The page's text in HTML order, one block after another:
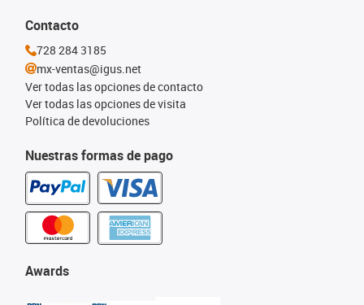
Nuestras formas de pago
Awards
Contacto
728 284 3185
mx-ventas@igus.net
Ver todas las opciones de contacto
Ver todas las opciones de visita
Política de devoluciones